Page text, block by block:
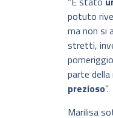
potuto
ma non si
stretti,
parte
prezioso”.
Marilisa